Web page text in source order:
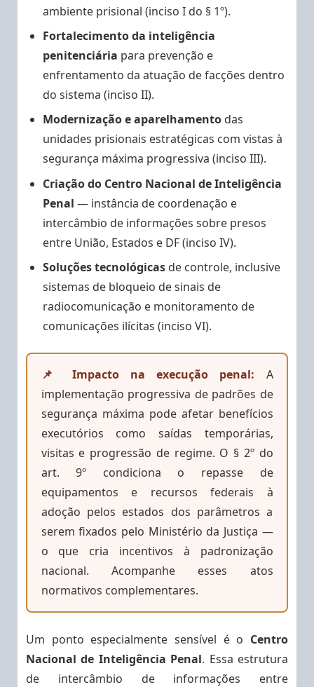
ambiente prisional (inciso I do § 1º).
Fortalecimento da inteligência
penitenciária para prevenção e
enfrentamento da atuação de facções dentro
do sistema (inciso II).
Modernização e aparelhamento das
unidades prisionais estratégicas com vistas à
segurança máxima progressiva (inciso III).
Criação do Centro Nacional de Inteligência
Penal — instância de coordenação e
intercâmbio de informações sobre presos
entre União, Estados e DF (inciso IV).
Soluções tecnológicas de controle, inclusive
sistemas de bloqueio de sinais de
radiocomunicação e monitoramento de
comunicações ilícitas (inciso VI).
📌 Impacto na execução penal: A
implementação progressiva de padrões de
segurança máxima pode afetar benefícios
executórios como saídas temporárias,
visitas e progressão de regime. O § 2º do
art. 9º condiciona o repasse de
equipamentos e recursos federais à
adoção pelos estados dos parâmetros a
serem fixados pelo Ministério da Justiça —
o que cria incentivos à padronização
nacional. Acompanhe esses atos
normativos complementares.
Um ponto especialmente sensível é o Centro
Nacional de Inteligência Penal. Essa estrutura
de intercâmbio de informações entre